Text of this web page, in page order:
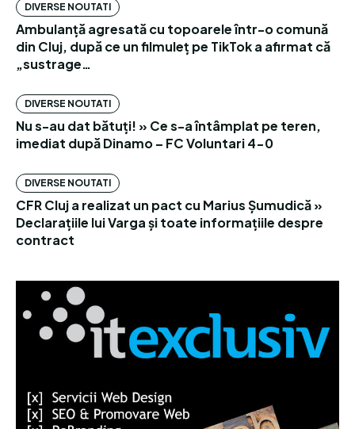
DIVERSE NOUTATI
Ambulanță agresată cu topoarele într-o comună
din Cluj, după ce un filmuleț pe TikTok a afirmat că
„sustrage…
DIVERSE NOUTATI
Nu s-au dat bătuți! » Ce s-a întâmplat pe teren,
imediat după Dinamo – FC Voluntari 4-0
DIVERSE NOUTATI
CFR Cluj a realizat un pact cu Marius Șumudică »
Declarațiile lui Varga și toate informațiile despre
contract